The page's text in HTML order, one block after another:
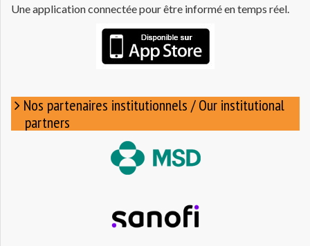
Une application connectée pour être informé en temps réel.
Nos partenaires institutionnels / Our institutional
partners